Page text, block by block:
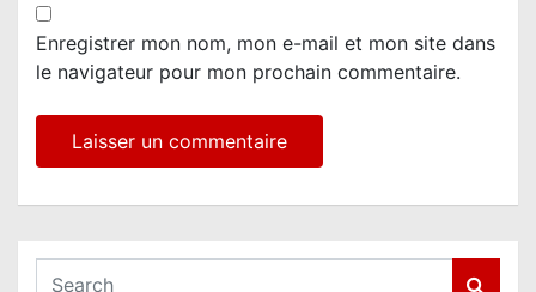
Enregistrer mon nom, mon e-mail et mon site dans
le navigateur pour mon prochain commentaire.